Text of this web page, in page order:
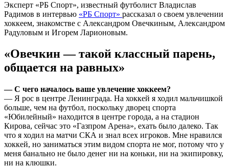
Эксперт «РБ Спорт», известный футболист Владислав
Радимов в интервью «РБ Спорт» рассказал о своем увлечении
хоккеем, знакомстве с Александром Овечкиным, Александром
Радуловым и Игорем Ларионовым.
«Овечкин — такой классный парень,
общается на равных»
— С чего началось ваше увлечение хоккеем?
— Я рос в центре Ленинграда. На хоккей я ходил мальчишкой
больше, чем на футбол, поскольку дворец спорта
«Юбилейный» находится в центре города, а на стадион
Кирова, сейчас это «Газпром Арена», ехать было далеко. Так
что я ходил на матчи СКА и знал всех игроков. Мне нравился
хоккей, но заниматься этим видом спорта не мог, потому что у
меня банально не было денег ни на коньки, ни на экипировку,
ни на клюшки.